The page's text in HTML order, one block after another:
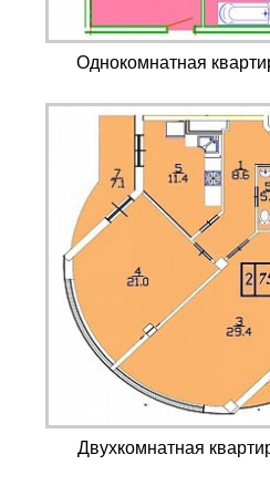
Однокомнатная
Двухкомнатная